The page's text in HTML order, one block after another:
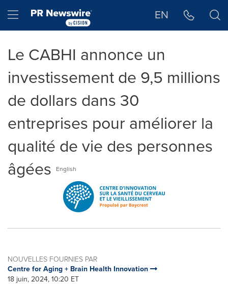
Hamburger menu EN
Le CABHI annonce un
investissement de 9,5 millions
de dollars dans 30
entreprises pour améliorer la
qualité de vie des personnes
âgées
English
NOUVELLES FOURNIES PAR
Centre for Aging + Brain Health Innovation
18 juin, 2024, 10:20 ET